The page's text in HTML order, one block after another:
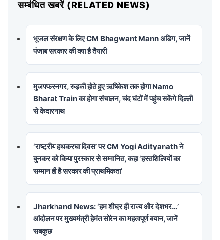
सम्बंधित खबरें (RELATED NEWS)
भूजल संरक्षण के लिए CM Bhagwant Mann अडिग, जानें
पंजाब सरकार की क्या है तैयारी
मुजफ्फरनगर, रुड़की होते हुए ऋषिकेश तक होगा Namo
Bharat Train का होगा संचालन, चंद घंटों में पहुंच सकेंगे दिल्ली
से केदारनाथ
‘राष्ट्रीय हथकरघा दिवस’ पर CM Yogi Adityanath ने
बुनकर को किया पुरस्कार से सम्मानित, कहा ‘हस्तशिल्पियों का
सम्मान ही है सरकार की प्राथमिकता’
Jharkhand News: ‘हम शीघ्र ही राज्य और देशभर…’
आंदोलन पर मुख्यमंत्री हेमंत सोरेन का महत्वपूर्ण बयान, जानें
सबकुछ